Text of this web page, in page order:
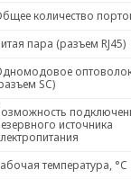
количество
пара (разъем RJ45)
SC)
источника
температура, °C